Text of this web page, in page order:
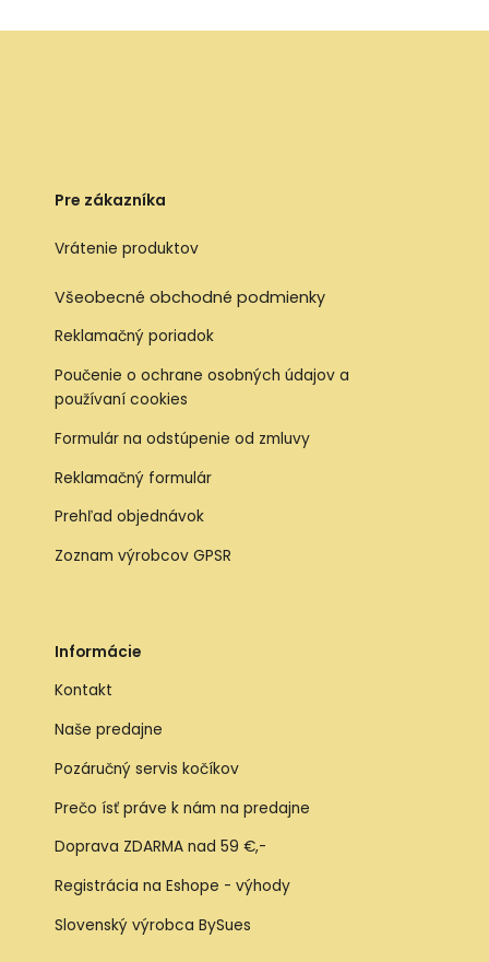
Pre zákazníka
Vrátenie produktov
Všeobecné obchodné podmienky
Reklamačný poriadok
Poučenie o ochrane osobných údajov a
používaní cookies
Formulár na odstúpenie od zmluvy
Reklamačný formulár
Prehľad objednávok
Zoznam výrobcov GPSR
Informácie
Kontakt
Naše predajne
Pozáručný servis kočíkov
Prečo ísť práve k nám na predajne
Doprava ZDARMA nad 59 €,-
Registrácia na Eshope - výhody
Slovenský výrobca BySues